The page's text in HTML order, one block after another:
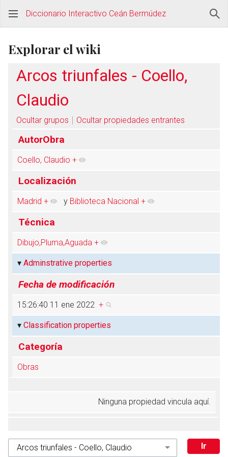
Abrir menú principal
Diccionario Interactivo Ceán Bermúdez
Explorar el wiki
Arcos triunfales - Coello,
Claudio
Ocultar grupos Ocultar propiedades entrantes
AutorObra
Coello, Claudio +
Localización
Madrid + y Biblioteca Nacional +
Técnica
Dibujo,Pluma,Aguada +
Adminstrative properties
Fecha de modificación
15:26:40 11 ene 2022 +
Classification properties
Categoría
Obras
Ninguna propiedad vincula aquí.